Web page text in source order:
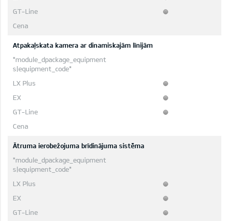
Atpakaļskata kamera ar dinamiskajām līnijām
Ātruma ierobežojuma brīdinājuma sistēma